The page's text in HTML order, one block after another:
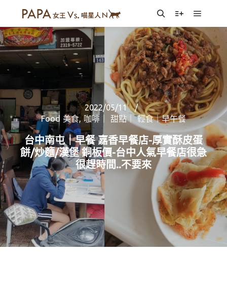
SearchMore info
Main
2022/05/11
Food 美食, 咖啡｜ 甜點｜ 輕食｜早午餐
台中南屯｜早餐 嘉香早餐店-厚實酥皮蛋
餅/炒麵/漢堡 銅板價-台中人氣早餐店很急
很趕時間..不要來